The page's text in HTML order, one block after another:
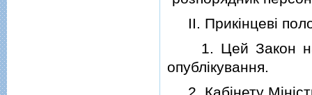
II. Прикiнцевi
1. Цей Закон
опублiкування.